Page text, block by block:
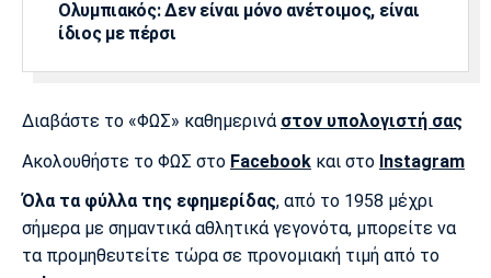
Πόρτο
Ολυμπιακός: Δεν είναι μόνο ανέτοιμος, είναι
ίδιος με πέρσι
Διαβάστε το «ΦΩΣ» καθημερινά στον υπολογιστή σας
Ακολουθήστε το ΦΩΣ στο Facebook και στο Instagram
Όλα τα φύλλα της εφημερίδας, από το 1958 μέχρι
σήμερα με σημαντικά αθλητικά γεγονότα, μπορείτε να
τα προμηθευτείτε τώρα σε προνομιακή τιμή από το